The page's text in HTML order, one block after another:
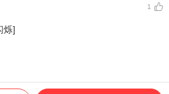
1
烁]